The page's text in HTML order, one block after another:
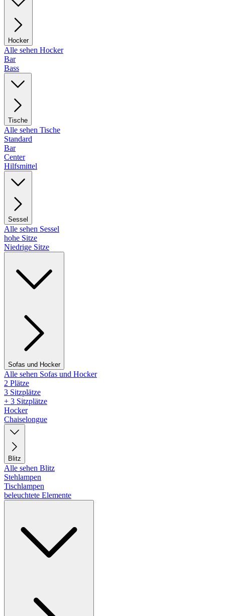
Hocker
Alle sehen Hocker
Bar
Bass
Tische
Alle sehen Tische
Standard
Bar
Center
Hilfsmittel
Sessel
Alle sehen Sessel
hohe Sitze
Niedrige Sitze
Sofas und Hocker
Alle sehen Sofas und Hocker
2 Plätze
3 Sitzplätze
+ 3 Sitzplätze
Hocker
Chaiselongue
Blitz
Alle sehen Blitz
Stehlampen
Tischlampen
beleuchtete Elemente